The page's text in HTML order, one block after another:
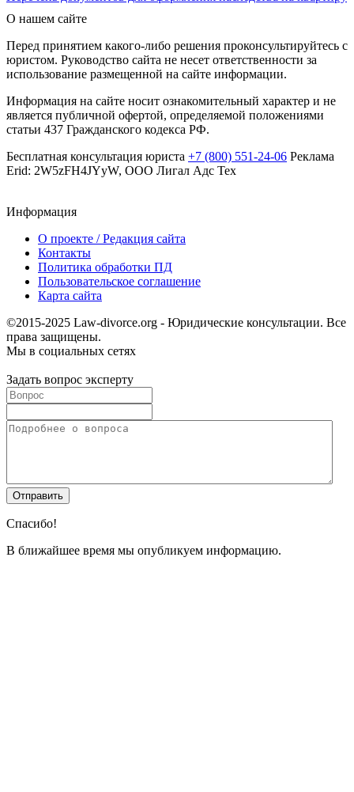
О нашем сайте
Перед принятием какого-либо решения проконсультируйтесь с
юристом. Руководство сайта не несет ответственности за
использование размещенной на сайте информации.
Информация на сайте носит ознакомительный характер и не
является публичной офертой, определяемой положениями
статьи 437 Гражданского кодекса РФ.
Бесплатная консультация юриста +7 (800) 551-24-06 Реклама
Erid: 2W5zFH4JYyW, ООО Лигал Адс Тех
Информация
О проекте / Редакция сайта
Контакты
Политика обработки ПД
Пользовательское соглашение
Карта сайта
©2015-2025 Law-divorce.org - Юридические консультации. Все
права защищены.
Мы в социальных сетях
Задать вопрос эксперту
Спасибо!
В ближайшее время мы опубликуем информацию.